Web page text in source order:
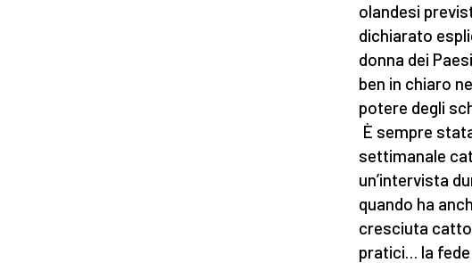
olandesi
dichiarato
donna dei
ben in chiaro
potere degli
È sempre
settimanale
un’intervista
quando ha
cresciuta
pratici… la